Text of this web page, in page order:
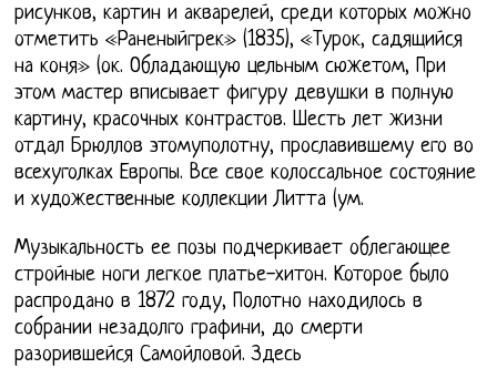
рисунков, картин и акварелей, среди которых можно
отметить «Раненыйгрек» (1835), «Турок, садящийся
на коня» (ок. Обладающую цельным сюжетом, При
этом мастер вписывает фигуру девушки в полную
картину, красочных контрастов. Шесть лет жизни
отдал Брюллов этомуполотну, прославившему его во
всехуголках Европы. Все свое колоссальное состояние
и художественные коллекции Литта (ум.
Музыкальность ее позы подчеркивает облегающее
стройные ноги легкое платье-хитон. Которое было
распродано в 1872 году, Полотно находилось в
собрании незадолго графини, до смерти
разорившейся Самойловой. Здесь